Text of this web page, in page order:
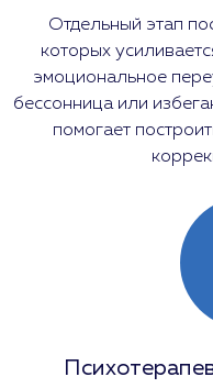
Отдельный этап
которых
эмоциональное
бессонница или
помогает